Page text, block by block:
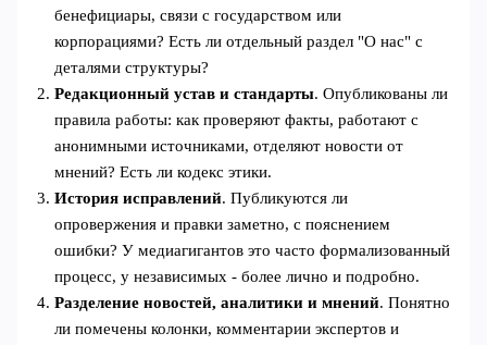
бенефициары, связи с государством или
корпорациями? Есть ли отдельный раздел "О нас" с
деталями структуры?
Редакционный устав и стандарты. Опубликованы ли
правила работы: как проверяют факты, работают с
анонимными источниками, отделяют новости от
мнений? Есть ли кодекс этики.
История исправлений. Публикуются ли
опровержения и правки заметно, с пояснением
ошибки? У медиагигантов это часто формализованный
процесс, у независимых - более лично и подробно.
Разделение новостей, аналитики и мнений. Понятно
ли помечены колонки, комментарии экспертов и